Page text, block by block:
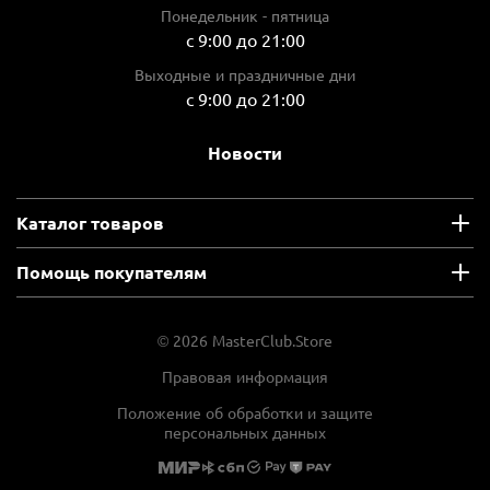
Измерительная шкала
Сравнить
Артикул DWHT25228-0
линейка
Max длина измерения, cм
Понедельник - пятница
с 9:00 до 21:00
Выходные и праздничные дни
с 9:00 до 21:00
Новости
Каталог товаров
Помощь покупателям
© 2026 MasterClub.Store
Правовая информация
Положение об обработки и защите
персональных данных